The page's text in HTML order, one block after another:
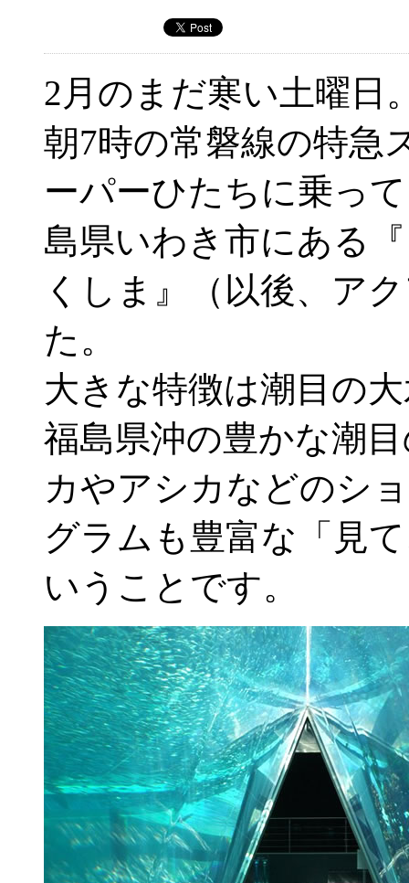
2月のまだ寒い土曜日
朝7時の常磐線の特急
ーパーひたちに乗っ
島県いわき市にある
くしま』（以後、ア
た。
大きな特徴は潮目の
福島県沖の豊かな潮
カやアシカなどのシ
グラムも豊富な「見
いうことです。